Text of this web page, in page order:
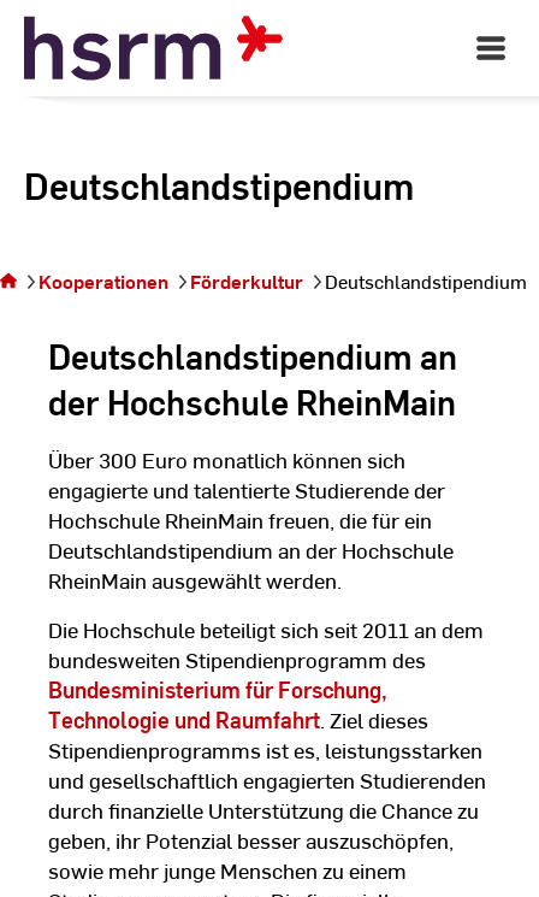
Skip
Content
Open
Main
Deutschlandstipendium
der SeiteKooperationen Förderkultur Deutschlandstipendium
Deutschlandstipendium an
der Hochschule RheinMain
Über 300 Euro monatlich können sich
engagierte und talentierte Studierende der
Hochschule RheinMain freuen, die für ein
Deutschlandstipendium an der Hochschule
RheinMain ausgewählt werden.
Die Hochschule beteiligt sich seit 2011 an dem
bundesweiten Stipendienprogramm des
Bundesministerium für Forschung,
Technologie und Raumfahrt. Ziel dieses
Stipendienprogramms ist es, leistungsstarken
und gesellschaftlich engagierten Studierenden
durch finanzielle Unterstützung die Chance zu
geben, ihr Potenzial besser auszuschöpfen,
sowie mehr junge Menschen zu einem